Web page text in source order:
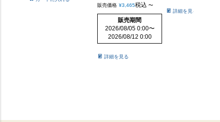
販売価格 ¥3,465税込 〜
販売期間
2026/08/05 0:00〜
2026/08/12 0:00
詳細を見る
詳細を見る